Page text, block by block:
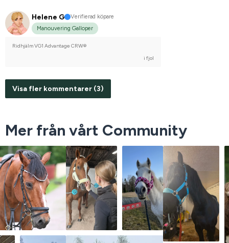
Helene G
Verifierad köpare
Manouvering Galloper
Ridhjälm VG1 Advantage CRW®
i fjol
Visa fler kommentarer (3)
Mer från vårt Community